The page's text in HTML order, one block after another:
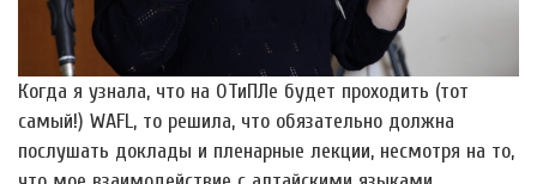
Когда я узнала, что на ОТиПЛе будет проходить (тот
самый!) WAFL, то решила, что обязательно должна
послушать доклады и пленарные лекции, несмотря на то,